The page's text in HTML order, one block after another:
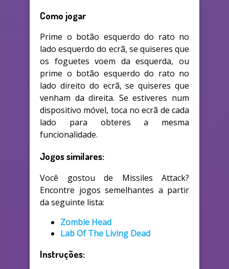
Como jogar
Prime o botão esquerdo do rato no
lado esquerdo do ecrã, se quiseres que
os foguetes voem da esquerda, ou
prime o botão esquerdo do rato no
lado direito do ecrã, se quiseres que
venham da direita. Se estiveres num
dispositivo móvel, toca no ecrã de cada
lado para obteres a mesma
funcionalidade.
Jogos similares:
Você gostou de Missiles Attack?
Encontre jogos semelhantes a partir
da seguinte lista:
Zombie Head
Lab Of The Living Dead
Instruções: